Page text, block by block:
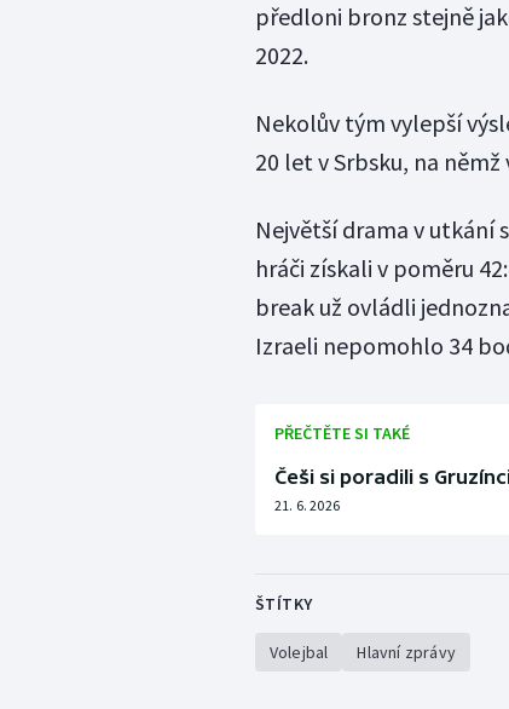
předloni bronz stejně
2022.
Nekolův tým vylepší
20 let v Srbsku, na
Největší drama v utkání
hráči získali v poměru
break už ovládli
Izraeli nepomohlo 34
PŘEČTĚTE SI TAKÉ
Češi si poradili s
21. 6. 2026
ŠTÍTKY
Volejbal Hlavní zprávy